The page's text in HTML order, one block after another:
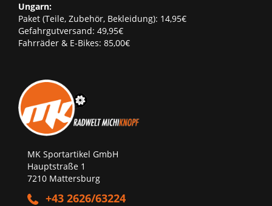
Ungarn:
Paket (Teile, Zubehör, Bekleidung): 14,95€
Gefahrgutversand: 49,95€
Fahrräder & E-Bikes: 85,00€
MK Sportartikel GmbH
Hauptstraße 1
7210 Mattersburg
+43 2626/63224